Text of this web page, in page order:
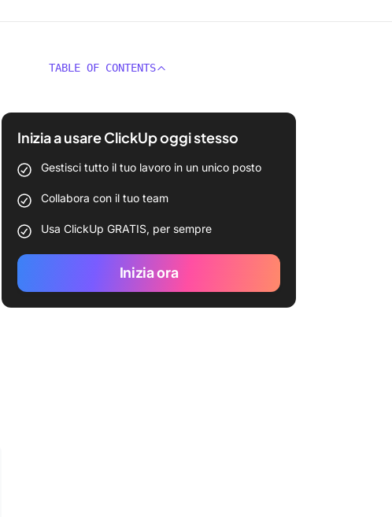
TABLE OF CONTENTS
Inizia a usare ClickUp oggi stesso
Gestisci tutto il tuo lavoro in un unico posto
Collabora con il tuo team
Usa ClickUp GRATIS, per sempre
Inizia ora